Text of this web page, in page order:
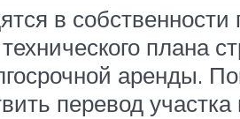
в собственности
плана
аренды.
перевод участка